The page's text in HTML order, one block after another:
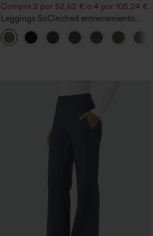
Compra 2 por 52,62 € o 4 por 105,24 €.
Leggings SoCinched entrenamiento
moldeador abdomen bolsillo lateral tiro
alto